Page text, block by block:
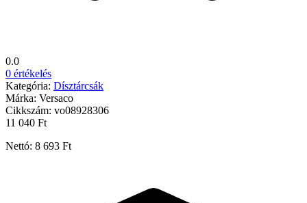
0.0
0 értékelés
Kategória: Dísztárcsák
Márka: Versaco
Cikkszám: vo08928306
11 040 Ft
Nettó: 8 693 Ft